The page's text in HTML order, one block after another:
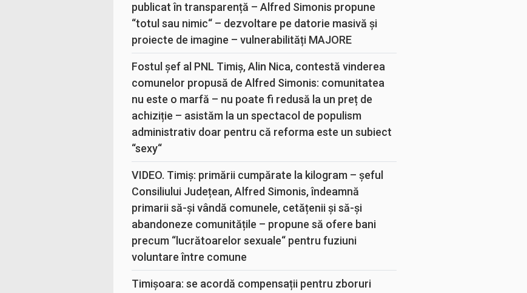
publicat în transparență – Alfred Simonis propune
“totul sau nimic“ – dezvoltare pe datorie masivă și
proiecte de imagine – vulnerabilități MAJORE
Fostul șef al PNL Timiș, Alin Nica, contestă vinderea
comunelor propusă de Alfred Simonis: comunitatea
nu este o marfă – nu poate fi redusă la un preț de
achiziție – asistăm la un spectacol de populism
administrativ doar pentru că reforma este un subiect
“sexy“
VIDEO. Timiș: primării cumpărate la kilogram – șeful
Consiliului Județean, Alfred Simonis, îndeamnă
primarii să-și vândă comunele, cetățenii și să-și
abandoneze comunitățile – propune să ofere bani
precum “lucrătoarelor sexuale“ pentru fuziuni
voluntare între comune
Timișoara: se acordă compensații pentru zboruri